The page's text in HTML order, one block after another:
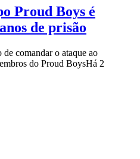
Proud Boys é
de prisão
comandar o ataque ao
do Proud BoysHá 2